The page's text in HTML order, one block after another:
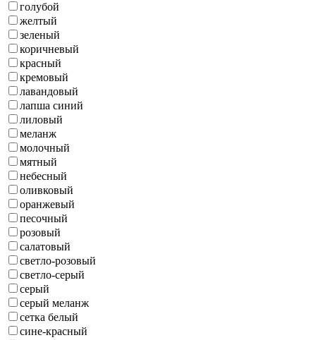
голубой
желтый
зеленый
коричневый
красный
кремовый
лавандовый
лапша синий
лиловый
меланж
молочный
мятный
небесный
оливковый
оранжевый
песочный
розовый
салатовый
светло-розовый
светло-серый
серый
серый меланж
сетка белый
сине-красный